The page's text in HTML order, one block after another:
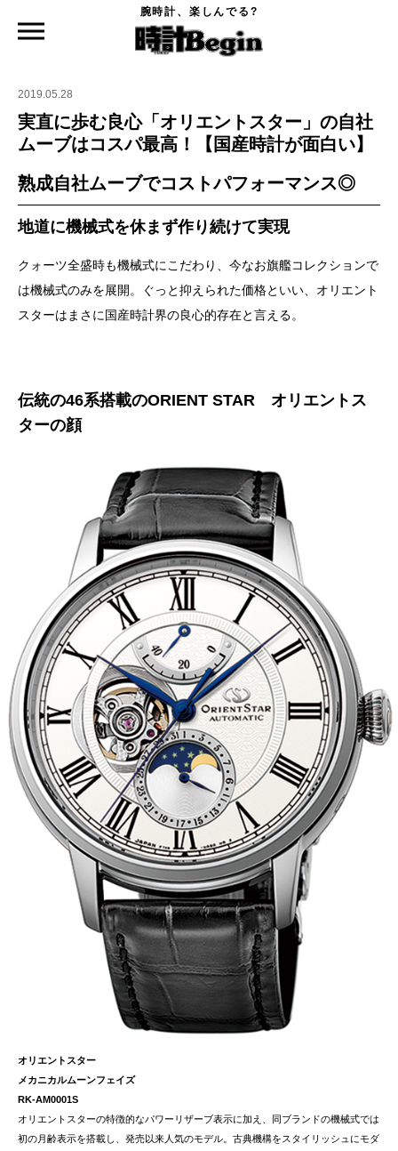
腕時計、楽しんでる?
実直に歩む良心「オリエントスター」の自社ムーブはコスパ最高！【国産時計が面白
2019.05.28
実直に歩む良心「オリエントスター」の自社
ムーブはコスパ最高！【国産時計が面白い】
熟成自社ムーブでコストパフォーマンス◎
地道に機械式を休まず作り続けて実現
クォーツ全盛時も機械式にこだわり、今なお旗艦コレクションで
は機械式のみを展開。ぐっと抑えられた価格といい、オリエント
スターはまさに国産時計界の良心的存在と言える。
伝統の46系搭載のORIENT STAR オリエントス
ターの顔
オリエントスター
メカニカルムーンフェイズ
RK-AM0001S
オリエントスターの特徴的なパワーリザーブ表示に加え、同ブランドの機械式では
初の月齢表示を搭載し、発売以来人気のモデル。古典機構をスタイリッシュにモダ